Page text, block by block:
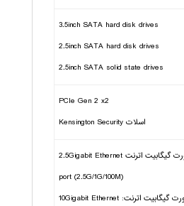
3.5inch SATA hard disk drives
2.5inch SATA hard disk drives
2.5inch SATA solid state drives
PCIe Gen 2 x2
اسلات Kensington Security
2 پورت گیگابیت اترنت 2.5Gigabit Ethernet
port (2.5G/1G/100M)
2 پورت گیگابیت اترنت: 10Gigabit Ethernet